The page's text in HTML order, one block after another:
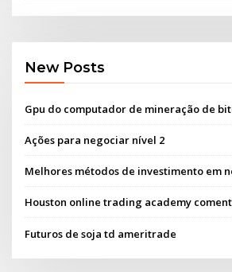
New Posts
Gpu do computador de mineração de
Ações para negociar nível 2
Melhores métodos de investimento em
Houston online trading academy
Futuros de soja td ameritrade